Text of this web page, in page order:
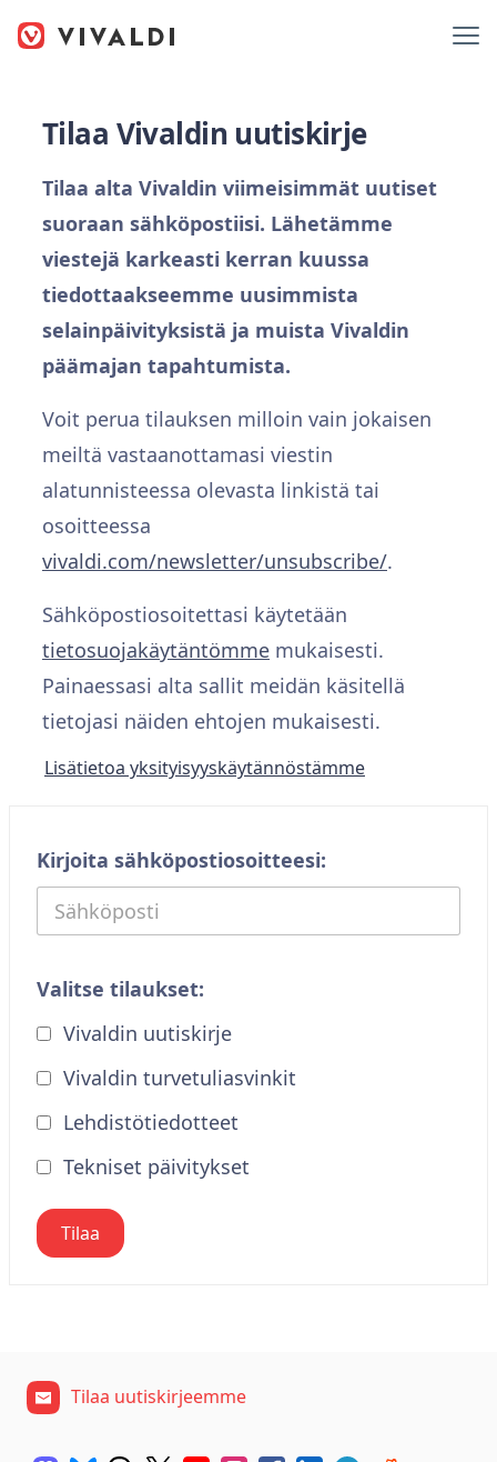
Tilaa Vivaldin uutiskirje
Tilaa alta Vivaldin viimeisimmät uutiset
suoraan sähköpostiisi. Lähetämme
viestejä karkeasti kerran kuussa
tiedottaakseemme uusimmista
selainpäivityksistä ja muista Vivaldin
päämajan tapahtumista.
Voit perua tilauksen milloin vain jokaisen
meiltä vastaanottamasi viestin
alatunnisteessa olevasta linkistä tai
osoitteessa
vivaldi.com/newsletter/unsubscribe/.
Sähköpostiosoitettasi käytetään
tietosuojakäytäntömme mukaisesti.
Painaessasi alta sallit meidän käsitellä
tietojasi näiden ehtojen mukaisesti.
Lisätietoa yksityisyyskäytännöstämme
Kirjoita sähköpostiosoitteesi:
Valitse tilaukset:
Vivaldin uutiskirje
Vivaldin turvetuliasvinkit
Lehdistötiedotteet
Tekniset päivitykset
Tilaa
Tilaa uutiskirjeemme